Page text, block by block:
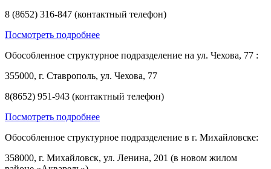
8 (8652) 316-847 (контактный телефон)
Посмотреть подробнее
Обособленное структурное подразделение на ул. Чехова, 77 :
355000, г. Ставрополь, ул. Чехова, 77
8(8652) 951-943 (контактный телефон)
Посмотреть подробнее
Обособленное структурное подразделение в г. Михайловске:
358000, г. Михайловск, ул. Ленина, 201 (в новом жилом